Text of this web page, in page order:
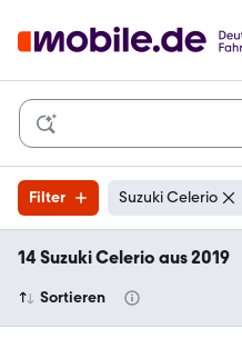
Filter Suzuki Celerio
14 Suzuki Celerio aus 2019
Sortieren